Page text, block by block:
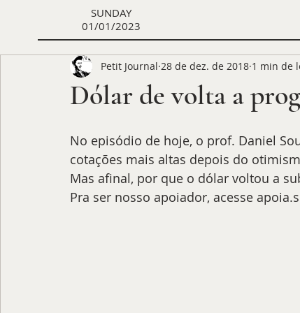
SUNDAY
01/01/2023
Dólar de volta a
Petit Journal 28 de dez. de 2018 1 min de
No episódio de hoje, o prof. Daniel
cotações mais altas depois do
Mas afinal, por que o dólar voltou a
Pra ser nosso apoiador, acesse